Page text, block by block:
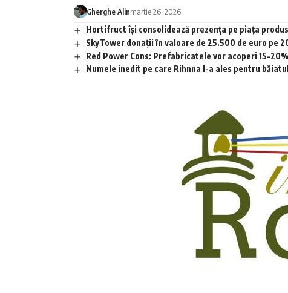
Gherghe Alinmartie 26, 2026
Hortifruct își consolidează prezența pe piața
SkyTower donații în valoare de 25.500 de euro pe
Red Power Cons: Prefabricatele vor acoperi
Numele inedit pe care Rihnna l-a ales pentru